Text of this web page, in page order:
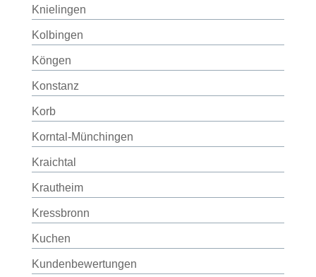
Knielingen
Kolbingen
Köngen
Konstanz
Korb
Korntal-Münchingen
Kraichtal
Krautheim
Kressbronn
Kuchen
Kundenbewertungen